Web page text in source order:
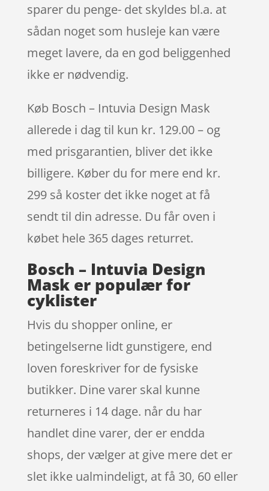
sparer du penge- det skyldes bl.a. at
sådan noget som husleje kan være
meget lavere, da en god beliggenhed
ikke er nødvendig.
Køb Bosch – Intuvia Design Mask
allerede i dag til kun kr. 129.00 – og
med prisgarantien, bliver det ikke
billigere. Køber du for mere end kr.
299 så koster det ikke noget at få
sendt til din adresse. Du får oven i
købet hele 365 dages returret.
Bosch – Intuvia Design
Mask er populær for
cyklister
Hvis du shopper online, er
betingelserne lidt gunstigere, end
loven foreskriver for de fysiske
butikker. Dine varer skal kunne
returneres i 14 dage. når du har
handlet dine varer, der er endda
shops, der vælger at give mere det er
slet ikke ualmindeligt, at få 30, 60 eller